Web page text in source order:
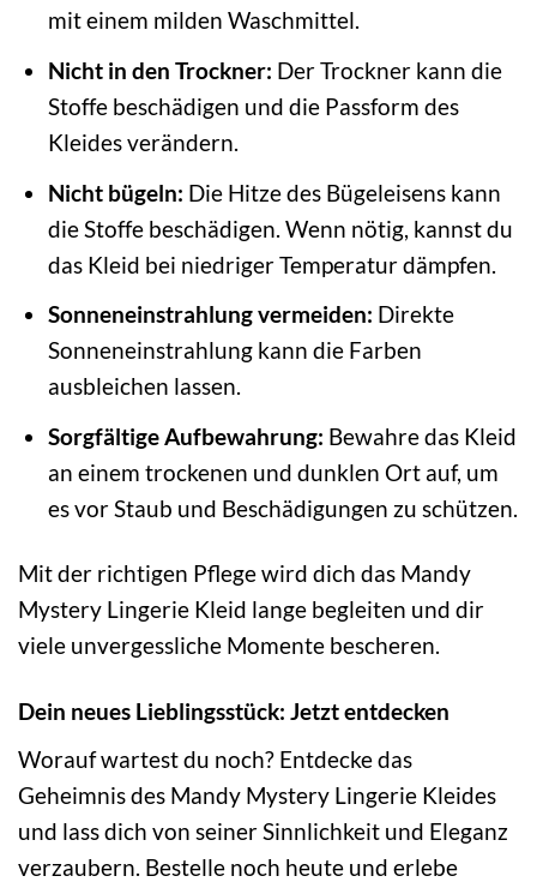
mit einem milden Waschmittel.
Nicht in den Trockner: Der Trockner kann die
Stoffe beschädigen und die Passform des
Kleides verändern.
Nicht bügeln: Die Hitze des Bügeleisens kann
die Stoffe beschädigen. Wenn nötig, kannst du
das Kleid bei niedriger Temperatur dämpfen.
Sonneneinstrahlung vermeiden: Direkte
Sonneneinstrahlung kann die Farben
ausbleichen lassen.
Sorgfältige Aufbewahrung: Bewahre das Kleid
an einem trockenen und dunklen Ort auf, um
es vor Staub und Beschädigungen zu schützen.
Mit der richtigen Pflege wird dich das Mandy
Mystery Lingerie Kleid lange begleiten und dir
viele unvergessliche Momente bescheren.
Dein neues Lieblingsstück: Jetzt entdecken
Worauf wartest du noch? Entdecke das
Geheimnis des Mandy Mystery Lingerie Kleides
und lass dich von seiner Sinnlichkeit und Eleganz
verzaubern. Bestelle noch heute und erlebe